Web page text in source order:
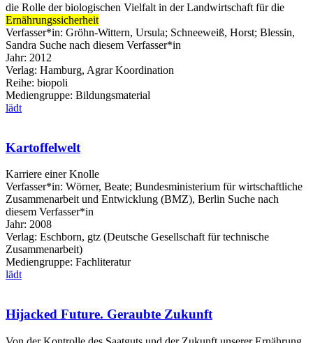
die Rolle der biologischen Vielfalt in der Landwirtschaft für die
Ernährungssicherheit
Verfasser*in: Gröhn-Wittern, Ursula; Schneeweiß, Horst; Blessin,
Sandra Suche nach diesem Verfasser*in
Jahr: 2012
Verlag: Hamburg, Agrar Koordination
Reihe: biopoli
Mediengruppe: Bildungsmaterial
lädt
Kartoffelwelt
Karriere einer Knolle
Verfasser*in: Wörner, Beate; Bundesministerium für wirtschaftliche
Zusammenarbeit und Entwicklung (BMZ), Berlin Suche nach
diesem Verfasser*in
Jahr: 2008
Verlag: Eschborn, gtz (Deutsche Gesellschaft für technische
Zusammenarbeit)
Mediengruppe: Fachliteratur
lädt
Hijacked Future. Geraubte Zukunft